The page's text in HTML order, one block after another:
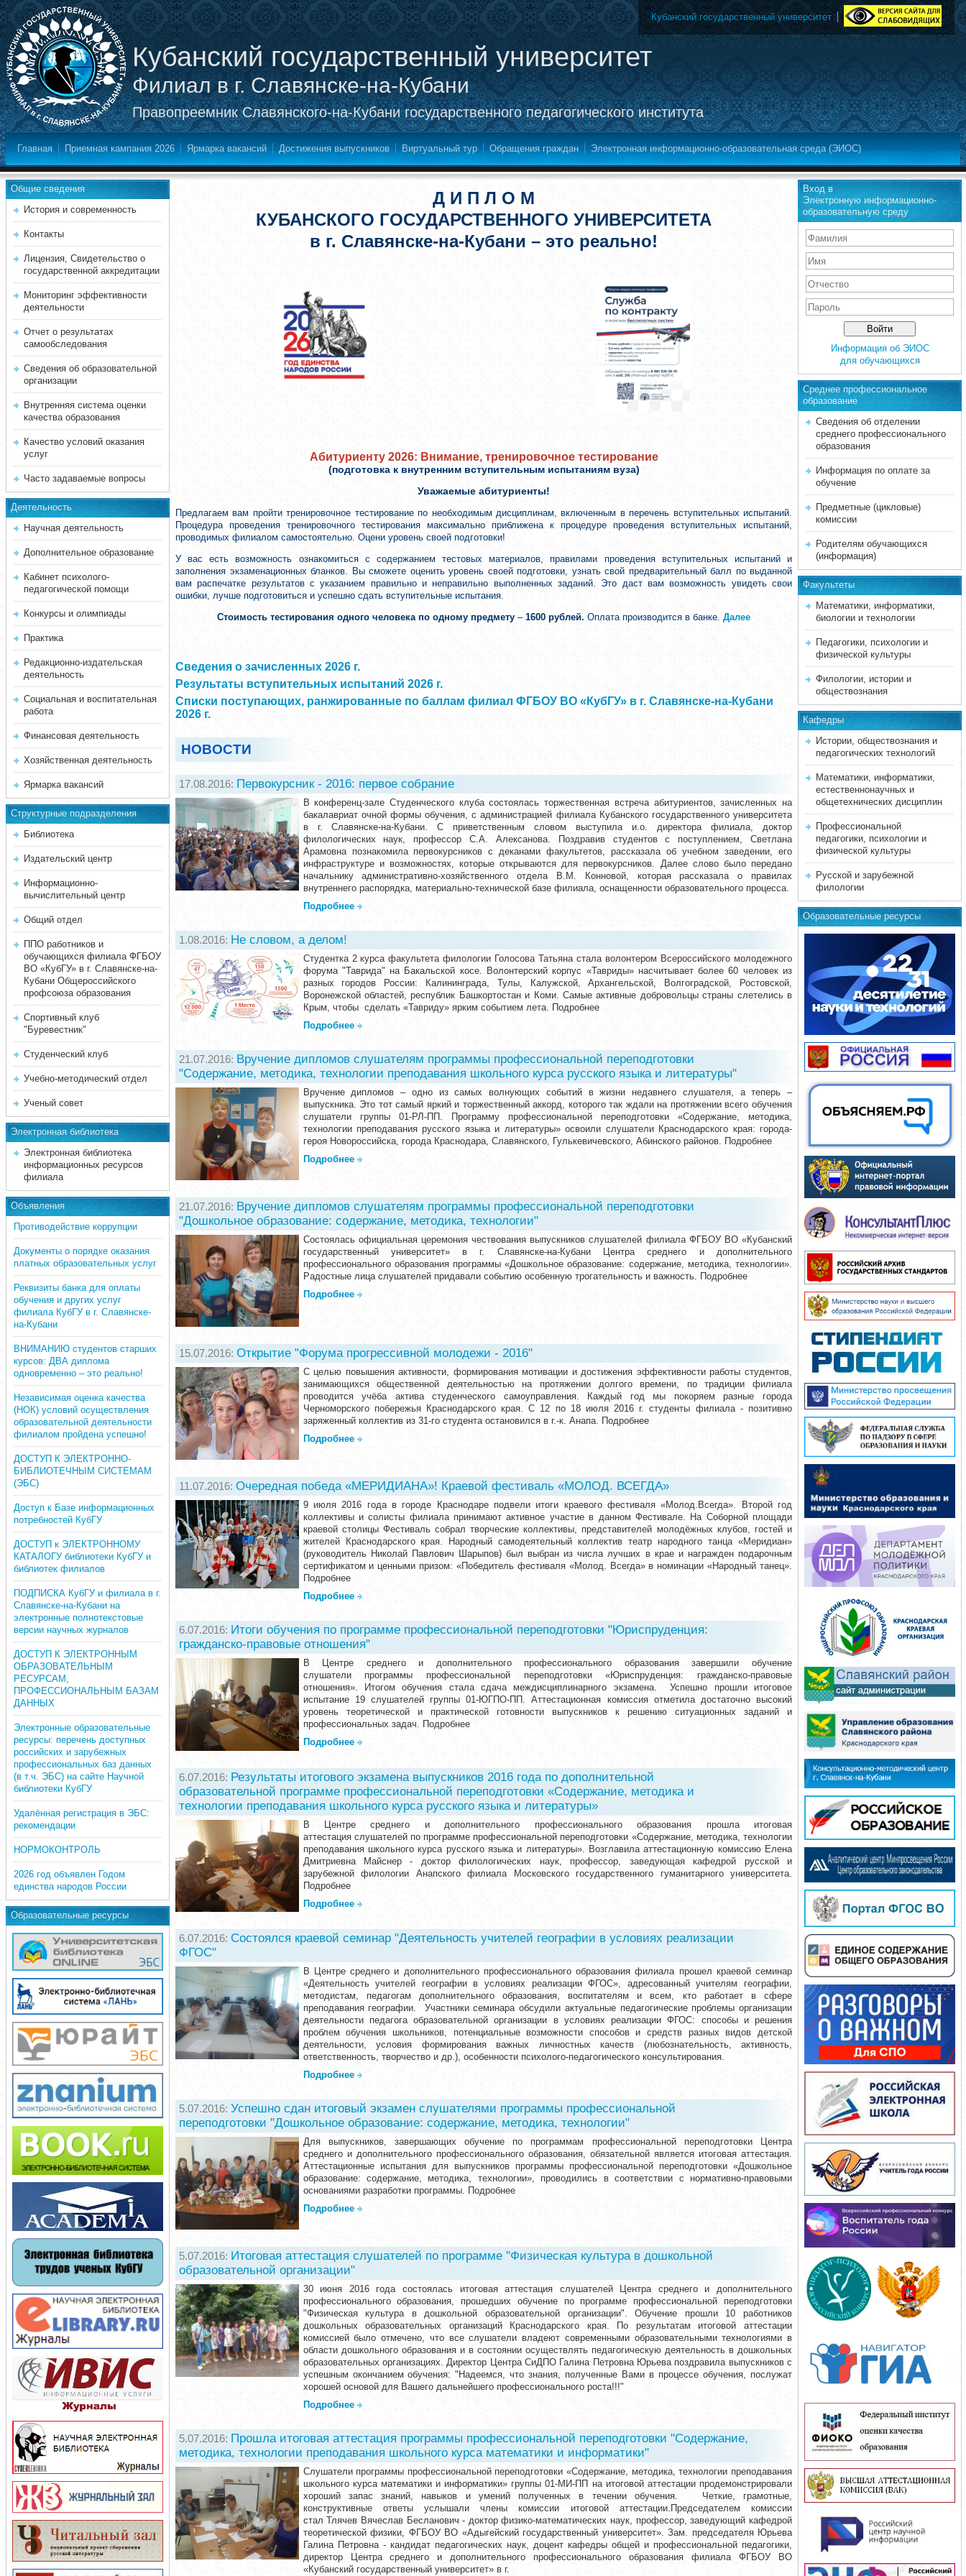
Кубанский государственный университет
Филиал в г. Славянске-на-Кубани
Правопреемник Славянского-на-Кубани государственного педагогического института
Кубанский государственный университет
Главная Приемная кампания 2026 Ярмарка вакансий Достижения выпускников Виртуальный тур Обращения граждан Электронная информационно-образовательная среда (ЭИОС)
Общие сведения
История и современность
Контакты
Лицензия, Свидетельство о
государственной аккредитации
Мониторинг эффективности
деятельности
Отчет о результатах
самообследования
Сведения об образовательной
организации
Внутренняя система оценки
качества образования
Качество условий оказания
услуг
Часто задаваемые вопросы
Деятельность
Научная деятельность
Дополнительное образование
Кабинет психолого-
педагогической помощи
Конкурсы и олимпиады
Практика
Редакционно-издательская
деятельность
Социальная и воспитательная
работа
Финансовая деятельность
Хозяйственная деятельность
Ярмарка вакансий
Структурные подразделения
Библиотека
Издательский центр
Информационно-
вычислительный центр
Общий отдел
ППО работников и
обучающихся филиала ФГБОУ
ВО «КубГУ» в г. Славянске-на-
Кубани Общероссийского
профсоюза образования
Спортивный клуб
"Буревестник"
Студенческий клуб
Учебно-методический отдел
Ученый совет
Электронная библиотека
Электронная библиотека
информационных ресурсов
филиала
Объявления
Противодействие коррупции
Документы о порядке оказания
платных образовательных услуг
Реквизиты банка для оплаты
обучения и других услуг
филиала КубГУ в г. Славянске-
на-Кубани
ВНИМАНИЮ студентов старших
курсов: ДВА диплома
одновременно – это реально!
Независимая оценка качества
(НОК) условий осуществления
образовательной деятельности
филиалом пройдена успешно!
ДОСТУП К ЭЛЕКТРОННО-
БИБЛИОТЕЧНЫМ СИСТЕМАМ
(ЭБС)
Доступ к Базе информационных
потребностей КубГУ
ДОСТУП к ЭЛЕКТРОННОМУ
КАТАЛОГУ библиотеки КубГУ и
библиотек филиалов
ПОДПИСКА КубГУ и филиала в г.
Славянске-на-Кубани на
электронные полнотекстовые
версии научных журналов
ДОСТУП К ЭЛЕКТРОННЫМ
ОБРАЗОВАТЕЛЬНЫМ
РЕСУРСАМ,
ПРОФЕССИОНАЛЬНЫМ БАЗАМ
ДАННЫХ
Электронные образовательные
ресурсы: перечень доступных
российских и зарубежных
профессиональных баз данных
(в т.ч. ЭБС) на сайте Научной
библиотеки КубГУ
Удалённая регистрация в ЭБС:
рекомендации
НОРМОКОНТРОЛЬ
2026 год объявлен Годом
единства народов России
Образовательные ресурсы
Д И П Л О М
КУБАНСКОГО ГОСУДАРСТВЕННОГО УНИВЕРСИТЕТА
в г. Славянске-на-Кубани – это реально!
Абитуриенту 2026: Внимание, тренировочное тестирование
(подготовка к внутренним вступительным испытаниям вуза)
Уважаемые абитуриенты!
Предлагаем вам пройти тренировочное тестирование по необходимым дисциплинам, включенным в перечень вступительных испытаний.
Процедура проведения тренировочного тестирования максимально приближена к процедуре проведения вступительных испытаний,
проводимых филиалом самостоятельно. Оцени уровень своей подготовки!
У вас есть возможность ознакомиться с содержанием тестовых материалов, правилами проведения вступительных испытаний и
заполнения экзаменационных бланков. Вы сможете оценить уровень своей подготовки, узнать свой предварительный балл по выданной
вам распечатке результатов с указанием правильно и неправильно выполненных заданий. Это даст вам возможность увидеть свои
ошибки, лучше подготовиться и успешно сдать вступительные испытания.
Стоимость тестирования одного человека по одному предмету –1600 рублей. Оплата производится в банке. Далее
Сведения о зачисленных 2026 г.
Результаты вступительных испытаний 2026 г.
Списки поступающих, ранжированные по баллам филиал ФГБОУ ВО «КубГУ» в г. Славянске-на-Кубани
2026 г.
НОВОСТИ
17.08.2016: Первокурсник - 2016: первое собрание
В конференц-зале Студенческого клуба состоялась торжественная встреча абитуриентов, зачисленных на
бакалавриат очной формы обучения, с администрацией филиала Кубанского государственного университета
в г. Славянске-на-Кубани. С приветственным словом выступила и.о. директора филиала, доктор
филологических наук, профессор С.А. Алексанова. Поздравив студентов с поступлением, Светлана
Арамовна познакомила первокурсников с деканами факультетов, рассказала об учебном заведении, его
инфраструктуре и возможностях, которые открываются для первокурсников. Далее слово было передано
начальнику административно-хозяйственного отдела В.М. Конновой, которая рассказала о правилах
внутреннего распорядка, материально-технической базе филиала, оснащенности образовательного процесса.
Подробнее
1.08.2016: Не словом, а делом!
Студентка 2 курса факультета филологии Голосова Татьяна стала волонтером Всероссийского молодежного
форума "Таврида" на Бакальской косе. Волонтерский корпус «Тавриды» насчитывает более 60 человек из
разных городов России: Калининграда, Тулы, Калужской, Архангельской, Волгоградской, Ростовской,
Воронежской областей, республик Башкортостан и Коми. Самые активные добровольцы страны слетелись в
Крым, чтобы сделать «Тавриду» ярким событием лета. Подробнее
Подробнее
21.07.2016: Вручение дипломов слушателям программы профессиональной переподготовки
"Содержание, методика, технологии преподавания школьного курса русского языка и литературы"
Вручение дипломов – одно из самых волнующих событий в жизни недавнего слушателя, а теперь –
выпускника. Это тот самый яркий и торжественный аккорд, которого так ждали на протяжении всего обучения
слушатели группы 01-РЛ-ПП. Программу профессиональной переподготовки «Содержание, методика,
технологии преподавания русского языка и литературы» освоили слушатели Краснодарского края: города-
героя Новороссийска, города Краснодара, Славянского, Гулькевичевского, Абинского районов. Подробнее
Подробнее
21.07.2016: Вручение дипломов слушателям программы профессиональной переподготовки
"Дошкольное образование: содержание, методика, технологии"
Состоялась официальная церемония чествования выпускников слушателей филиала ФГБОУ ВО «Кубанский
государственный университет» в г. Славянске-на-Кубани Центра среднего и дополнительного
профессионального образования программы «Дошкольное образование: содержание, методика, технологии».
Радостные лица слушателей придавали событию особенную трогательность и важность. Подробнее
Подробнее
15.07.2016: Открытие "Форума прогрессивной молодежи - 2016"
C целью повышения активности, формирования мотивации и достижения эффективности работы студентов,
занимающихся общественной деятельностью на протяжении долгого времени, по традиции филиала
проводится учёба актива студенческого самоуправления. Каждый год мы покоряем разные города
Черноморского побережья Краснодарского края. С 12 по 18 июля 2016 г. студенты филиала - позитивно
заряженный коллектив из 31-го студента остановился в г.-к. Анапа. Подробнее
Подробнее
11.07.2016: Очередная победа «МЕРИДИАНА»! Краевой фестиваль «МОЛОД. ВСЕГДА»
9 июля 2016 года в городе Краснодаре подвели итоги краевого фестиваля «Молод.Всегда». Второй год
коллективы и солисты филиала принимают активное участие в данном Фестивале. На Соборной площади
краевой столицы Фестиваль собрал творческие коллективы, представителей молодёжных клубов, гостей и
жителей Краснодарского края. Народный самодеятельный коллектив театр народного танца «Меридиан»
(руководитель Николай Павлович Шарыпов) был выбран из числа лучших в крае и награжден подарочным
сертификатом и ценными призом: «Победитель фестиваля «Молод. Всегда» в номинации «Народный танец».
Подробнее
Подробнее
6.07.2016: Итоги обучения по программе профессиональной переподготовки "Юриспруденция:
гражданско-правовые отношения"
В Центре среднего и дополнительного профессионального образования завершили обучение
слушатели программы профессиональной переподготовки «Юриспруденция: гражданско-правовые
отношения». Итогом обучения стала сдача междисциплинарного экзамена. Успешно прошли итоговое
испытание 19 слушателей группы 01-ЮГПО-ПП. Аттестационная комиссия отметила достаточно высокий
уровень теоретической и практической готовности выпускников к решению ситуационных заданий и
профессиональных задач. Подробнее
Подробнее
6.07.2016: Результаты итогового экзамена выпускников 2016 года по дополнительной
образовательной программе профессиональной переподготовки «Содержание, методика и
технологии преподавания школьного курса русского языка и литературы»
В Центре среднего и дополнительного профессионального образования прошла итоговая
аттестация слушателей по программе профессиональной переподготовки «Содержание, методика, технологии
преподавания школьного курса русского языка и литературы». Возглавила аттестационную комиссию Елена
Дмитриевна Майснер - доктор филологических наук, профессор, заведующая кафедрой русской и
зарубежной филологии Анапского филиала Московского государственного гуманитарного университета.
Подробнее
Подробнее
6.07.2016: Состоялся краевой семинар "Деятельность учителей географии в условиях реализации
ФГОС"
В Центре среднего и дополнительного профессионального образования филиала прошел краевой семинар
«Деятельность учителей географии в условиях реализации ФГОС», адресованный учителям географии,
методистам, педагогам дополнительного образования, воспитателям и всем, кто работает в сфере
преподавания географии. Участники семинара обсудили актуальные педагогические проблемы организации
деятельности педагога образовательной организации в условиях реализации ФГОС: способы и решения
проблем обучения школьников, потенциальные возможности способов и средств разных видов детской
деятельности, условия формирования важных личностных качеств (любознательность, активность,
ответственность, творчество и др.), особенности психолого-педагогического консультирования.
Подробнее
5.07.2016: Успешно сдан итоговый экзамен слушателями программы профессиональной
переподготовки "Дошкольное образование: содержание, методика, технологии"
Для выпускников, завершающих обучение по программам профессиональной переподготовки Центра
среднего и дополнительного профессионального образования, обязательной является итоговая аттестация.
Аттестационные испытания для выпускников программы профессиональной переподготовки «Дошкольное
образование: содержание, методика, технологии», проводились в соответствии с нормативно-правовыми
основаниями разработки программы. Подробнее
Подробнее
5.07.2016: Итоговая аттестация слушателей по программе "Физическая культура в дошкольной
образовательной организации"
30 июня 2016 года состоялась итоговая аттестация слушателей Центра среднего и дополнительного
профессионального образования, прошедших обучение по программе профессиональной переподготовки
"Физическая культура в дошкольной образовательной организации". Обучение прошли 10 работников
дошкольных образовательных организаций Краснодарского края. По результатам итоговой аттестации
комиссией было отмечено, что все слушатели владеют современными образовательными технологиями в
области дошкольного образования и в состоянии осуществлять педагогическую деятельность в дошкольных
образовательных организациях. Директор Центра СиДПО Галина Петровна Юрьева поздравила выпускников с
успешным окончанием обучения: "Надеемся, что знания, полученные Вами в процессе обучения, послужат
хорошей основой для Вашего дальнейшего профессионального роста!!!"
Подробнее
5.07.2016: Прошла итоговая аттестация программы профессиональной переподготовки "Содержание,
методика, технологии преподавания школьного курса математики и информатики"
Слушатели программы профессиональной переподготовки «Содержание, методика, технологии преподавания
школьного курса математики и информатики» группы 01-МИ-ПП на итоговой аттестации продемонстрировали
хороший запас знаний, навыков и умений полученных в течении обучения. Четкие, грамотные,
конструктивные ответы услышали члены комиссии итоговой аттестации.Председателем комиссии
стал Тлячев Вячеслав Бесланович - доктор физико-математических наук, профессор, заведующий кафедрой
теоретической физики, ФГБОУ ВО «Адыгейский государственный университет». Зам. председателя Юрьева
Галина Петровна - кандидат педагогических наук, доцент кафедры общей и профессиональной педагогики,
директор Центра среднего и дополнительного профессионального образования филиала ФГБОУ ВО
«Кубанский государственный университет» в г.
Вход в
Электронную информационно-
образовательную среду
Информация об ЭИОС
для обучающихся
Среднее професcиональное
образование
Сведения об отделении
среднего профессионального
образования
Информация по оплате за
обучение
Предметные (цикловые)
комиссии
Родителям обучающихся
(информация)
Факультеты
Математики, информатики,
биологии и технологии
Педагогики, психологии и
физической культуры
Филологии, истории и
обществознания
Кафедры
Истории, обществознания и
педагогических технологий
Математики, информатики,
естественнонаучных и
общетехнических дисциплин
Профессиональной
педагогики, психологии и
физической культуры
Русской и зарубежной
филологии
Образовательные ресурсы